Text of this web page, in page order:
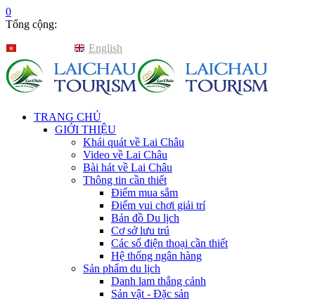
0
Tổng cộng:
English
TRANG CHỦ
GIỚI THIỆU
Khái quát về Lai Châu
Video về Lai Châu
Bài hát về Lai Châu
Thông tin cần thiết
Điểm mua sắm
Điểm vui chơi giải trí
Bản đồ Du lịch
Cơ sở lưu trú
Các số điện thoại cần thiết
Hệ thống ngân hàng
Sản phẩm du lịch
Danh lam thắng cảnh
Sản vật - Đặc sản